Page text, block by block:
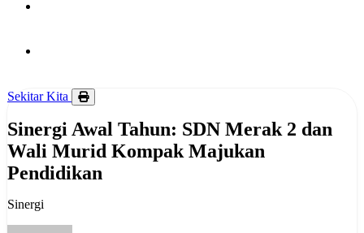
Sekitar Kita
Sinergi Awal Tahun: SDN Merak 2 dan
Wali Murid Kompak Majukan
Pendidikan
Sinergi